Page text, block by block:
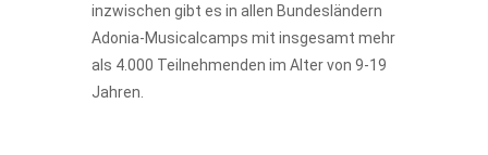
inzwischen gibt es in allen Bundesländern
Adonia-Musicalcamps mit insgesamt mehr
als 4.000 Teilnehmenden im Alter von 9-19
Jahren.